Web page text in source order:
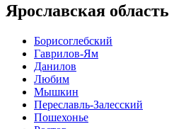
Ярославская область
Борисоглебский
Гаврилов-Ям
Данилов
Любим
Мышкин
Переславль-Залесский
Пошехонье